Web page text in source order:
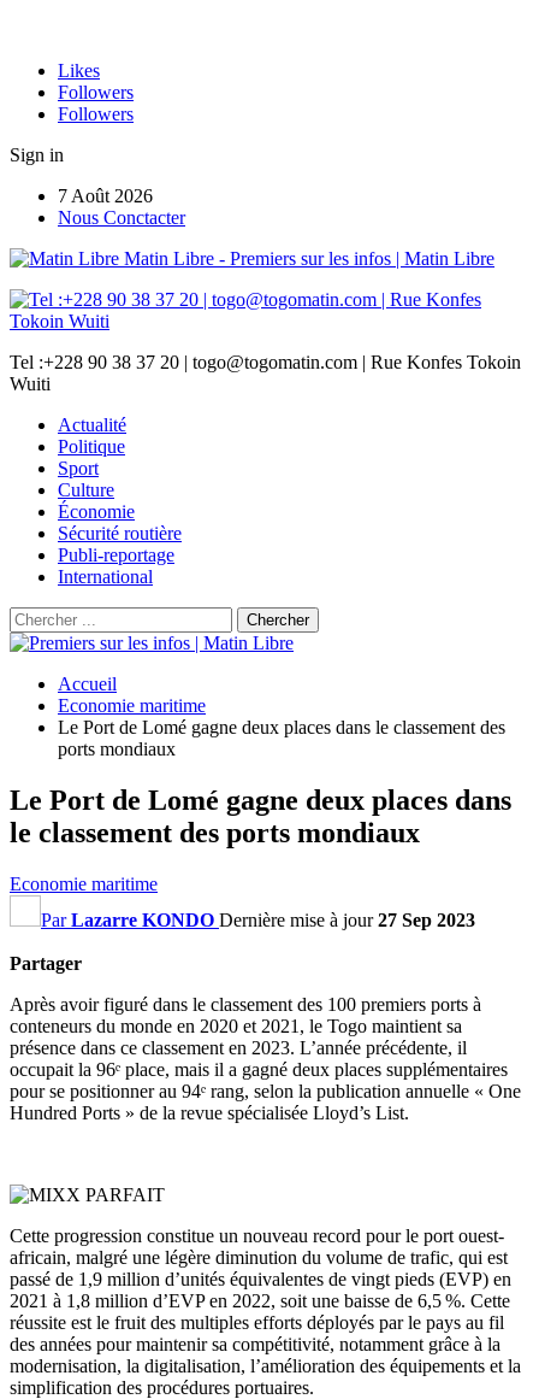
Likes
Followers
Followers
Sign in
7 Août 2026
Nous Conctacter
Matin Libre - Premiers sur les infos | Matin Libre
Tel :+228 90 38 37 20 | togo@togomatin.com | Rue Konfes Tokoin
Wuiti
Actualité
Politique
Sport
Culture
Économie
Sécurité routière
Publi-reportage
International
Accueil
Economie maritime
Le Port de Lomé gagne deux places dans le classement des
ports mondiaux
Le Port de Lomé gagne deux places dans
le classement des ports mondiaux
Economie maritime
ParLazarre KONDO Dernière mise à jour27 Sep 2023
Partager
Après avoir figuré dans le classement des 100 premiers ports à
conteneurs du monde en 2020 et 2021, le Togo maintient sa
présence dans ce classement en 2023. L’année précédente, il
occupait la 96ᵉ place, mais il a gagné deux places supplémentaires
pour se positionner au 94ᵉ rang, selon la publication annuelle « One
Hundred Ports » de la revue spécialisée Lloyd’s List.
Cette progression constitue un nouveau record pour le port ouest-
africain, malgré une légère diminution du volume de trafic, qui est
passé de 1,9 million d’unités équivalentes de vingt pieds (EVP) en
2021 à 1,8 million d’EVP en 2022, soit une baisse de 6,5 %. Cette
réussite est le fruit des multiples efforts déployés par le pays au fil
des années pour maintenir sa compétitivité, notamment grâce à la
modernisation, la digitalisation, l’amélioration des équipements et la
simplification des procédures portuaires.